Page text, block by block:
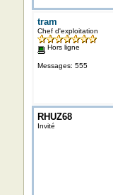
tram
Chef d'exploitation
Hors ligne
Messages: 555
RHUZ68
Invité